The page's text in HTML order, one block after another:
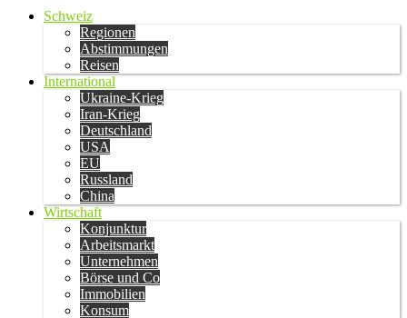
Schweiz
Regionen
Abstimmungen
Reisen
International
Ukraine-Krieg
Iran-Krieg
Deutschland
USA
EU
Russland
China
Wirtschaft
Konjunktur
Arbeitsmarkt
Unternehmen
Börse und Co
Immobilien
Konsum